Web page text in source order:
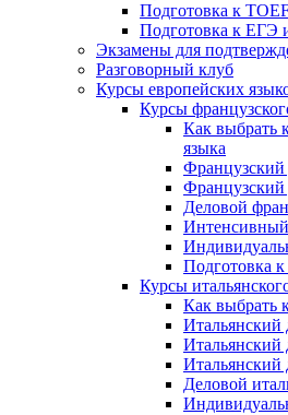
Подготовка к
Подготовка к ЕГЭ
Экзамены для
Разговорный клуб
Курсы европейских
Курсы
Как выбрать
языка
Французский
Французский
Деловой
Подготовка
Курсы
Как выбрать
Итальянский
Итальянский
Итальянский
Деловой